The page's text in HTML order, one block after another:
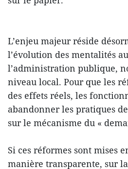
L’enjeu majeur réside
l’évolution des mentalités
l’administration publique,
niveau local. Pour que les
des effets réels, les
abandonner les pratiques
sur le mécanisme du «
Si ces réformes sont mises
manière transparente, sur